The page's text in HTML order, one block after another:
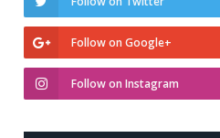
Follow on Google+
Follow on Instagram